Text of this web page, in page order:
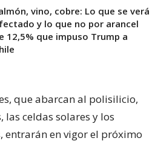
vino, cobre: Lo que se verá
y lo que no por arancel
12,5% que impuso Trump a
que abarcan al polisilicio,
las celdas solares y los
entrarán en vigor el próximo